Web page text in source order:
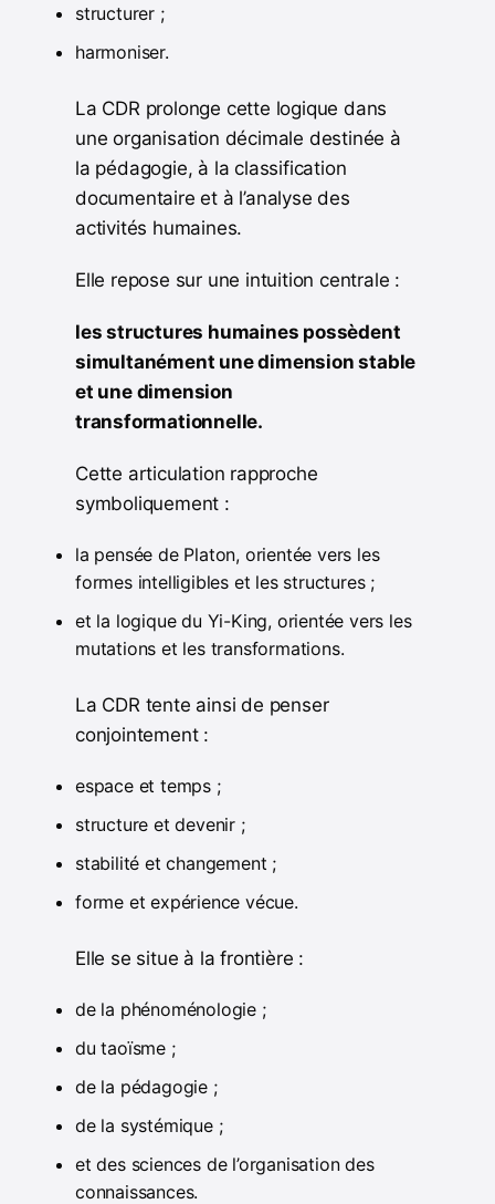
structurer ;
harmoniser.
La CDR prolonge cette logique dans
une organisation décimale destinée à
la pédagogie, à la classification
documentaire et à l’analyse des
activités humaines.
Elle repose sur une intuition centrale :
les structures humaines possèdent
simultanément une dimension stable
et une dimension
transformationnelle.
Cette articulation rapproche
symboliquement :
la pensée de Platon, orientée vers les
formes intelligibles et les structures ;
et la logique du Yi-King, orientée vers les
mutations et les transformations.
La CDR tente ainsi de penser
conjointement :
espace et temps ;
structure et devenir ;
stabilité et changement ;
forme et expérience vécue.
Elle se situe à la frontière :
de la phénoménologie ;
du taoïsme ;
de la pédagogie ;
de la systémique ;
et des sciences de l’organisation des
connaissances.